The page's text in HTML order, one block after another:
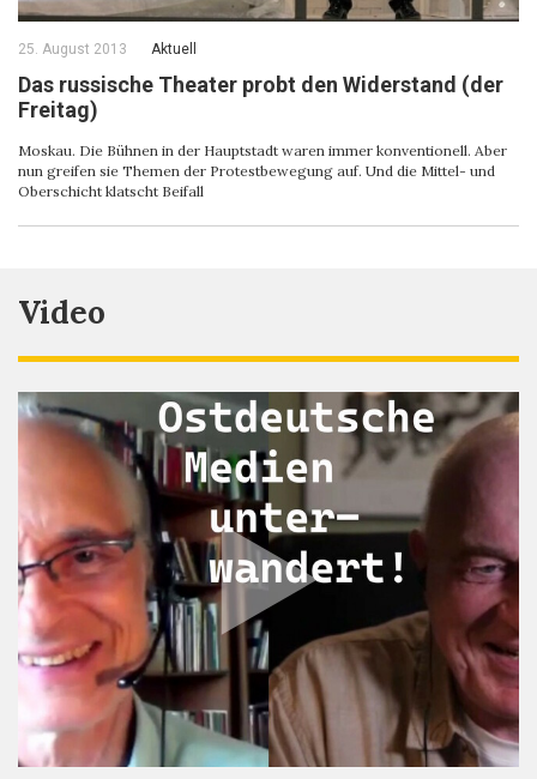
25. August 2013 Aktuell
Das russische Theater probt den Widerstand (der
Freitag)
Moskau. Die Bühnen in der Hauptstadt waren immer konventionell. Aber
nun greifen sie Themen der Protestbewegung auf. Und die Mittel- und
Oberschicht klatscht Beifall
Video